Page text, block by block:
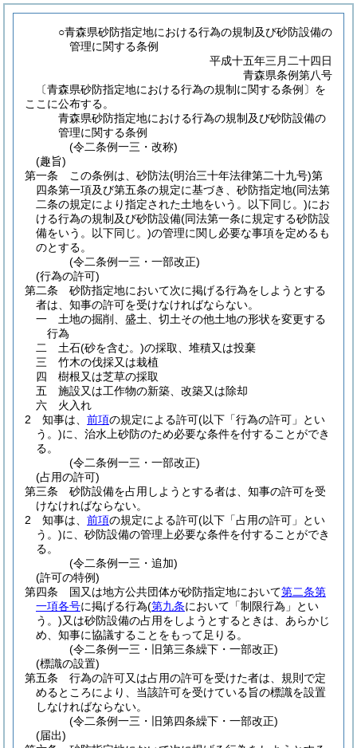
○青森県砂防指定地における行為の規制及び砂防設備の
管理に関する条例
平成十五年三月二十四日
青森県条例第八号
〔青森県砂防指定地における行為の規制に関する条例〕を
ここに公布する。
青森県砂防指定地における行為の規制及び砂防設備の
管理に関する条例
(令二条例一三・改称)
(趣旨)
第一条
この条例は、砂防法(明治三十年法律第二十九号)第
四条第一項及び第五条の規定に基づき、砂防指定地(同法第
二条の規定により指定された土地をいう。以下同じ。)にお
ける行為の規制及び砂防設備(同法第一条に規定する砂防設
備をいう。以下同じ。)の管理に関し必要な事項を定めるも
のとする。
(令二条例一三・一部改正)
(行為の許可)
第二条
砂防指定地において次に掲げる行為をしようとする
者は、知事の許可を受けなければならない。
一
土地の掘削、盛土、切土その他土地の形状を変更する
行為
二
土石(砂を含む。)の採取、堆積又は投棄
三
竹木の伐採又は栽植
四
樹根又は芝草の採取
五
施設又は工作物の新築、改築又は除却
六
火入れ
2
知事は、 前項の規定による許可(以下「行為の許可」とい
う。)に、治水上砂防のため必要な条件を付することができ
る。
(令二条例一三・一部改正)
(占用の許可)
第三条
砂防設備を占用しようとする者は、知事の許可を受
けなければならない。
2
知事は、 前項の規定による許可(以下「占用の許可」とい
う。)に、砂防設備の管理上必要な条件を付することができ
る。
(令二条例一三・追加)
(許可の特例)
第四条
国又は地方公共団体が砂防指定地において第二条第
一項各号に掲げる行為(第九条において「制限行為」とい
う。)又は砂防設備の占用をしようとするときは、あらかじ
め、知事に協議することをもって足りる。
(令二条例一三・旧第三条繰下・一部改正)
(標識の設置)
第五条
行為の許可又は占用の許可を受けた者は、規則で定
めるところにより、当該許可を受けている旨の標識を設置
しなければならない。
(令二条例一三・旧第四条繰下・一部改正)
(届出)